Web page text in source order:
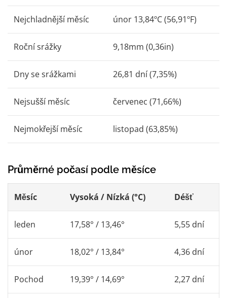
Nejchladnější měsíc únor 13,84ºC (56,91ºF)
Roční srážky 9,18mm (0,36in)
Dny se srážkami 26,81 dní (7,35%)
Nejsušší měsíc červenec (71,66%)
Nejmokřejší měsíc listopad (63,85%)
Průměrné počasí podle měsíce
Měsíc Vysoká / Nízká (°C) Déšť
leden 17,58° / 13,46° 5,55 dní
únor 18,02° / 13,84° 4,36 dní
Pochod 19,39° / 14,69° 2,27 dní